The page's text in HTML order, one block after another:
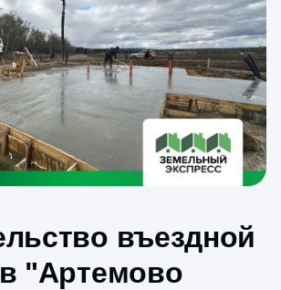
въездной
"Артемово